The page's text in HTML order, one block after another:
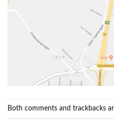
Both comments and trackbacks